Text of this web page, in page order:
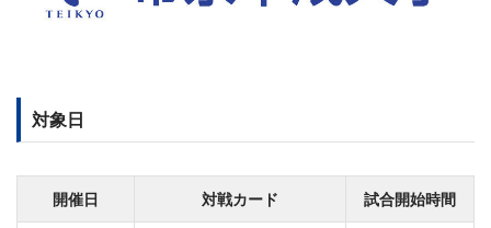
対象日
開催日 対戦カード 試合開始時間